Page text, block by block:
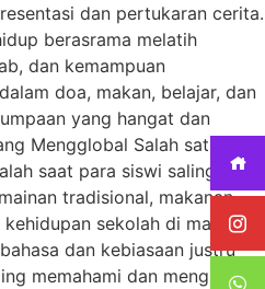
dan pertukaran cerita.
berasrama melatih
dan kemampuan
doa, makan, belajar, dan
yang hangat dan
Mengglobal Salah satu
saat para siswi saling
tradisional, makanan
sekolah di masing-
dan kebiasaan justru
memahami dan menghargai.